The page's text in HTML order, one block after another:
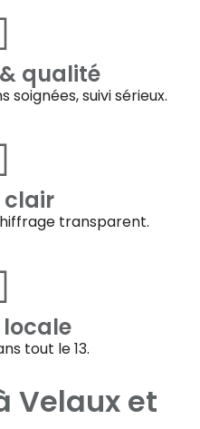
qualité
soignées, suivi sérieux.
clair
transparent.
locale
tout le 13.
Velaux et